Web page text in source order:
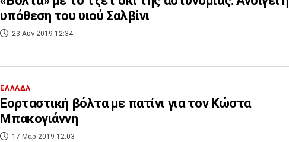
υπόθεση του υιού Σαλβίνι
23 Αυγ 2019 12:34
ΕΛΛΑΔΑ
Εορταστική βόλτα με πατίνι για τον Κώστα
Μπακογιάννη
17 Μαρ 2019 12:03